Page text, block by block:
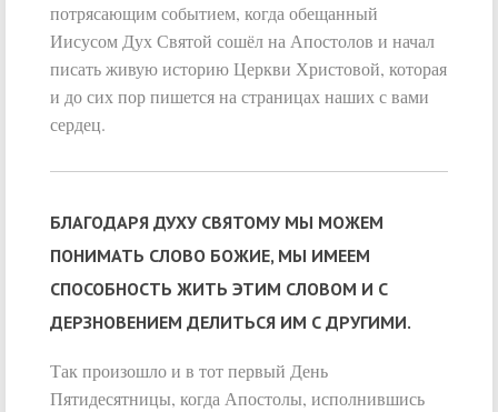
потрясающим событием, когда обещанный
Иисусом Дух Святой сошёл на Апостолов и начал
писать живую историю Церкви Христовой, которая
и до сих пор пишется на страницах наших с вами
сердец.
БЛАГОДАРЯ ДУХУ СВЯТОМУ МЫ МОЖЕМ
ПОНИМАТЬ СЛОВО БОЖИЕ, МЫ ИМЕЕМ
СПОСОБНОСТЬ ЖИТЬ ЭТИМ СЛОВОМ И С
ДЕРЗНОВЕНИЕМ ДЕЛИТЬСЯ ИМ С ДРУГИМИ.
Так произошло и в тот первый День
Пятидесятницы, когда Апостолы, исполнившись